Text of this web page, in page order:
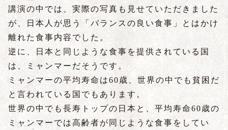
講演の中では、実際の写真も見せていただきました
が、日本人が思う「バランスの良い食事」とはかけ
離れた食事内容でした。
逆に、日本と同じような食事を提供されている国
は、ミャンマーだそうです。
ミャンマーの平均寿命は60歳、世界の中でも貧困だ
と言われている国でもあります。
世界の中でも長寿トップの日本と、平均寿命60歳の
ミャンマーでは高齢者が同じような食事をしてい